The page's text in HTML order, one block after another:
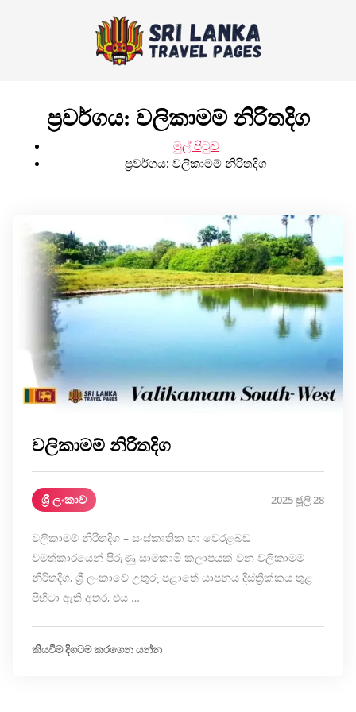
ප්‍රවර්ගය: වලිකාමම් නිරිතදිග
මුල් පිටුව
ප්‍රවර්ගය: වලිකාමම් නිරිතදිග
වලිකාමම් නිරිතදිග
ශ්‍රී ලංකාව 2025 ජූලි 28
වලිකාමම් නිරිතදිග – සංස්කෘතික හා වෙරළබඩ
චමත්කාරයෙන් පිරුණු සාමකාමී කලාපයක් වන වලිකාමම්
නිරිතදිග, ශ්‍රී ලංකාවේ උතුරු පළාතේ යාපනය දිස්ත්‍රික්කය තුළ
පිහිටා ඇති අතර, එය …
කියවීම දිගටම කරගෙන යන්න